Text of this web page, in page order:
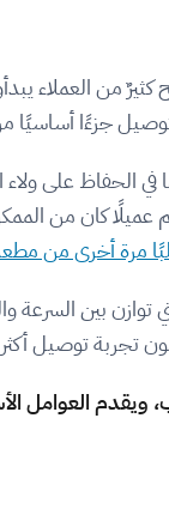
من العملاء
جزءًا
على ولاء
بين السرعة
تجربة توصيل
العوامل